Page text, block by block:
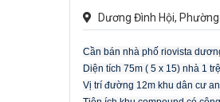
Dương Đình Hội,
Cần bán nhà phố riovista
Diện tích 75m ( 5 x 15) nhà 1
Vị trí đường 12m khu dân cư